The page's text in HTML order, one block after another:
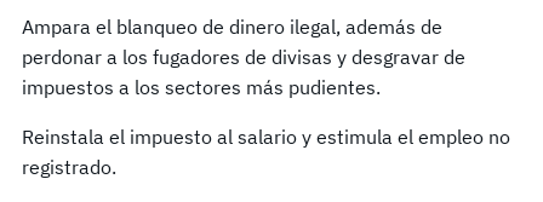
Ampara el blanqueo de dinero ilegal, además de
perdonar a los fugadores de divisas y desgravar de
impuestos a los sectores más pudientes.
Reinstala el impuesto al salario y estimula el empleo no
registrado.